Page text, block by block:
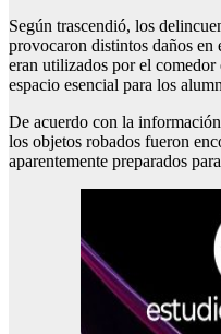
Según trascendió, los
provocaron distintos daños
eran utilizados por el comedor
espacio esencial para los
De acuerdo con la
los objetos robados fueron
aparentemente preparados